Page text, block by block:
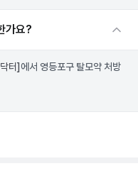
가요?
터] 에서 영등포구 탈모약 처방